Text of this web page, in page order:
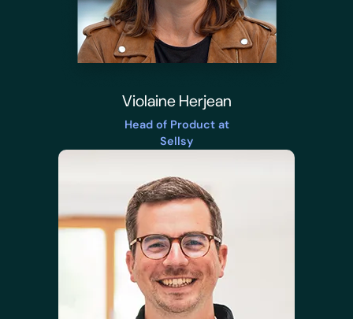
Violaine Herjean
Head of Product at
Sellsy